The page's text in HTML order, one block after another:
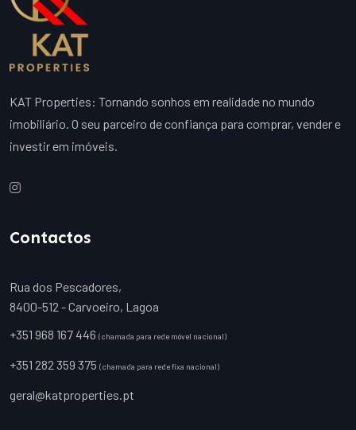
KAT Properties: Tornando sonhos em realidade no mundo
imobiliário. O seu parceiro de confiança para comprar, vender e
investir em imóveis.
Contactos
Rua dos Pescadores,
8400-512 - Carvoeiro, Lagoa
+351 968 167 446 (chamada para rede móvel nacional)
+351 282 359 375 (chamada para rede fixa nacional)
geral@katproperties.pt